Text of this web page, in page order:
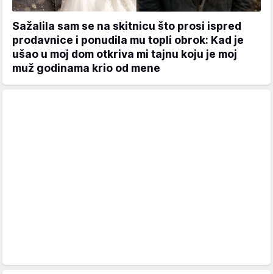
Sažalila sam se na skitnicu što prosi ispred
prodavnice i ponudila mu topli obrok: Kad je
ušao u moj dom otkriva mi tajnu koju je moj
muž godinama krio od mene